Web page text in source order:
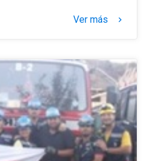
Ver más keyboard_arrow_right